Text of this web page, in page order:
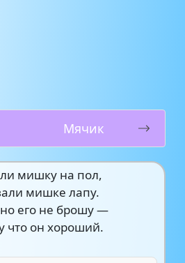
Мячик
мишку на пол,
мишке лапу.
его не брошу —
что он хороший.